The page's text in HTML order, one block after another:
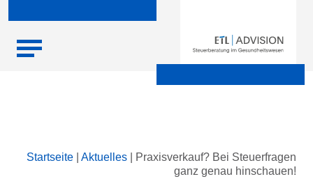
Startseite Aktuelles
Praxisverkauf? Bei Steuerfragen
ganz genau hinschauen!